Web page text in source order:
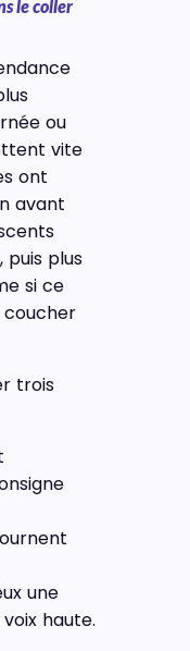
le coller
ou
vite
ont
avant
puis plus
si ce
coucher
trois
une
haute.